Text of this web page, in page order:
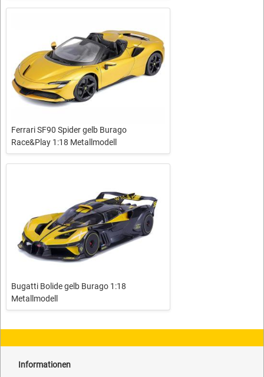
Ferrari SF90 Spider gelb Burago
Race&Play 1:18 Metallmodell
Bugatti Bolide gelb Burago 1:18
Metallmodell
Informationen